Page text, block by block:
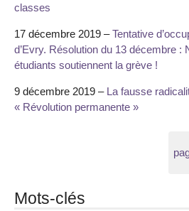
classes
17 décembre 2019 –Tentative
d’Evry. Résolution du 13 décembre :
étudiants soutiennent la grève !
9 décembre 2019 – La fausse
« Révolution permanente »
Mots-clés